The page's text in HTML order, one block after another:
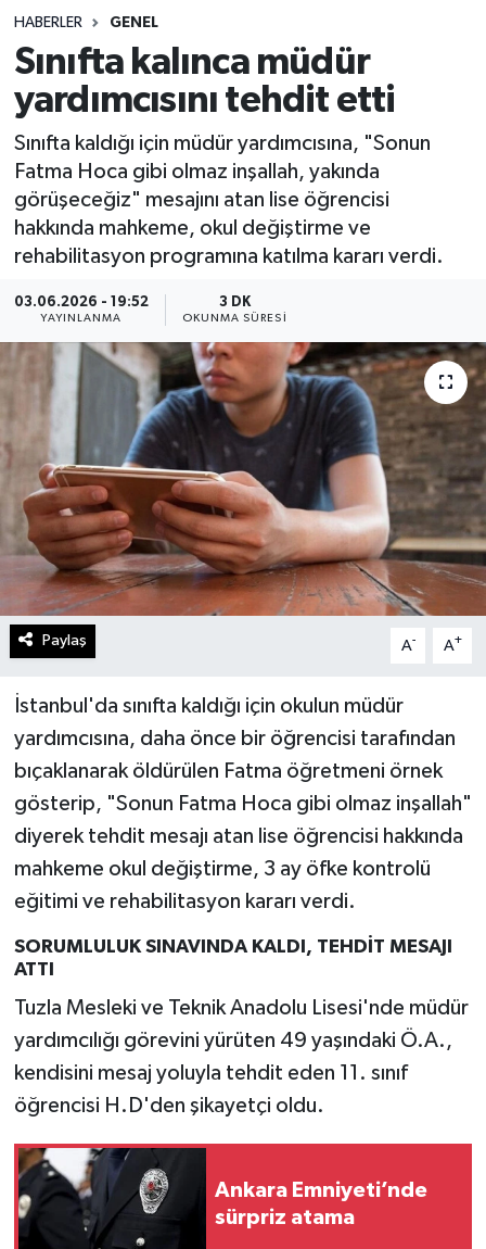
HABERLER GENEL
Sınıfta kalınca müdür
yardımcısını tehdit etti
Sınıfta kaldığı için müdür yardımcısına, "Sonun
Fatma Hoca gibi olmaz inşallah, yakında
görüşeceğiz" mesajını atan lise öğrencisi
hakkında mahkeme, okul değiştirme ve
rehabilitasyon programına katılma kararı verdi.
03.06.2026 - 19:52
YAYINLANMA
3 DK
OKUNMA SÜRESI
Paylaş A- A+
İstanbul'da sınıfta kaldığı için okulun müdür
yardımcısına, daha önce bir öğrencisi tarafından
bıçaklanarak öldürülen Fatma öğretmeni örnek
gösterip, "Sonun Fatma Hoca gibi olmaz inşallah"
diyerek tehdit mesajı atan lise öğrencisi hakkında
mahkeme okul değiştirme, 3 ay öfke kontrolü
eğitimi ve rehabilitasyon kararı verdi.
SORUMLULUK SINAVINDA KALDI, TEHDİT MESAJI
ATTI
Tuzla Mesleki ve Teknik Anadolu Lisesi'nde müdür
yardımcılığı görevini yürüten 49 yaşındaki Ö.A.,
kendisini mesaj yoluyla tehdit eden 11. sınıf
öğrencisi H.D'den şikayetçi oldu.
Ankara Emniyeti’nde
sürpriz atama
Spor
Teknoloji
Yaşam